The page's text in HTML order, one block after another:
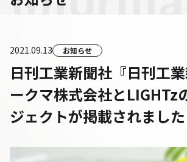
2021.09.13 お知らせ
日刊工業新聞社『日刊工
ークマ株式会社とLIGHTz
ジェクトが掲載されました